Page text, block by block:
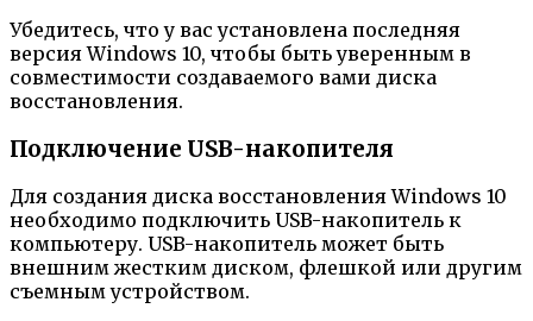
Убедитесь, что у вас установлена последняя
версия Windows 10, чтобы быть уверенным в
совместимости создаваемого вами диска
восстановления.
Подключение USB-накопителя
Для создания диска восстановления Windows 10
необходимо подключить USB-накопитель к
компьютеру. USB-накопитель может быть
внешним жестким диском, флешкой или другим
съемным устройством.